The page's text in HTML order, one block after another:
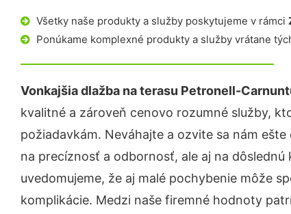
Všetky naše produkty a služby poskytujeme v rámci
Ponúkame komplexné produkty a služby vrátane
Vonkajšia dlažba na terasu Petronell-
kvalitné a zároveň cenovo rozumné služby,
požiadavkám. Neváhajte a ozvite sa nám
na precíznosť a odbornosť, ale aj na
uvedomujeme, že aj malé pochybenie môže
komplikácie. Medzi naše firemné hodnoty